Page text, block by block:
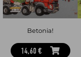
Betonia!
14,60 €